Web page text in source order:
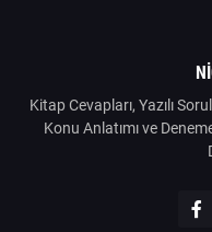
Kitap Cevapları, Yazılı
Konu Anlatımı ve